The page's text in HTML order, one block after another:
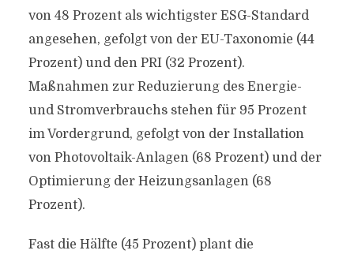
von 48 Prozent als wichtigster ESG-Standard
angesehen, gefolgt von der EU-Taxonomie (44
Prozent) und den PRI (32 Prozent).
Maßnahmen zur Reduzierung des Energie-
und Stromverbrauchs stehen für 95 Prozent
im Vordergrund, gefolgt von der Installation
von Photovoltaik-Anlagen (68 Prozent) und der
Optimierung der Heizungsanlagen (68
Prozent).
Fast die Hälfte (45 Prozent) plant die